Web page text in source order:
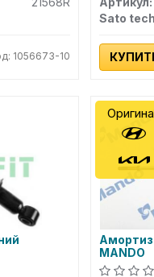
1056673-10
Sato tech
MANDO